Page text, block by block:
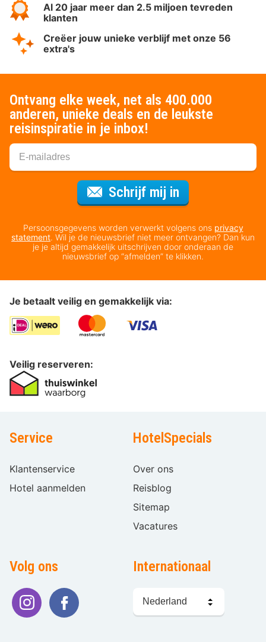
Al 20 jaar meer dan 2.5 miljoen tevreden
klanten
Creëer jouw unieke verblijf met onze 56
extra's
Ontvang elke week, net als 400.000
anderen, unieke deals en de leukste
reisinspiratie in je inbox!
Schrijf mij in
Persoonsgegevens worden verwerkt volgens ons privacy
statement. Wil je de nieuwsbrief niet meer ontvangen? Dan kun
je je altijd gemakkelijk uitschrijven door onderaan de
nieuwsbrief op “afmelden” te klikken.
Je betaalt veilig en gemakkelijk via:
Veilig reserveren:
Service
Klantenservice
Hotel aanmelden
HotelSpecials
Over ons
Reisblog
Sitemap
Vacatures
Volg ons Internationaal
kiezen